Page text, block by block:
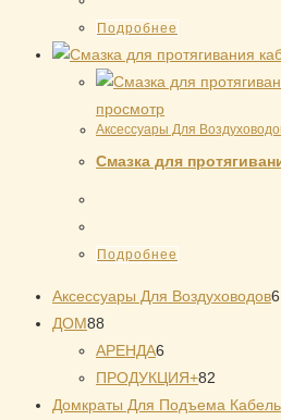
Подробнее
просмотр
Аксессуары Для
Смазка для
Подробнее
Аксессуары Для Воздуховодов6
ДОМ88
товаров
АРЕНДА6
товаров
ПРОДУКЦИЯ+82
товара
Домкраты Для Подъема